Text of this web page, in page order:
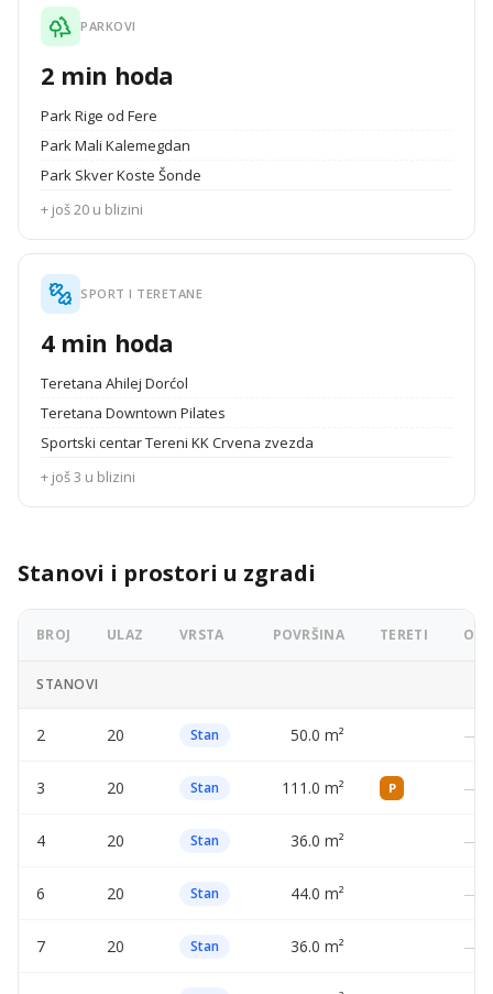
PARKOVI
2 min hoda
Park Rige od Fere
Park Mali Kalemegdan
Park Skver Koste Šonde
+ još 20 u blizini
SPORT I TERETANE
4 min hoda
Teretana Ahilej Dorćol
Teretana Downtown Pilates
Sportski centar Tereni KK Crvena zvezda
+ još 3 u blizini
Stanovi i prostori u zgradi
BROJ ULAZ VRSTA POVRŠINA TERETI
STANOVI
2 20 Stan 50.0 m² —
3 20 Stan 111.0 m² P —
4 20 Stan 36.0 m² —
6 20 Stan 44.0 m² —
7 20 Stan 36.0 m² —